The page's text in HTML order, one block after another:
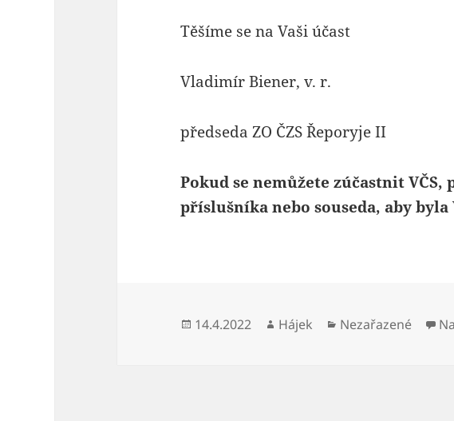
Těšíme se na Vaši účast
Vladimír Biener, v. r.
předseda ZO ČZS Řeporyje II
Pokud se nemůžete zúčastnit
příslušníka nebo souseda, aby byla
Publikováno:
14.4.2022 Autor:
Hájek Rubriky:
Nezařazené